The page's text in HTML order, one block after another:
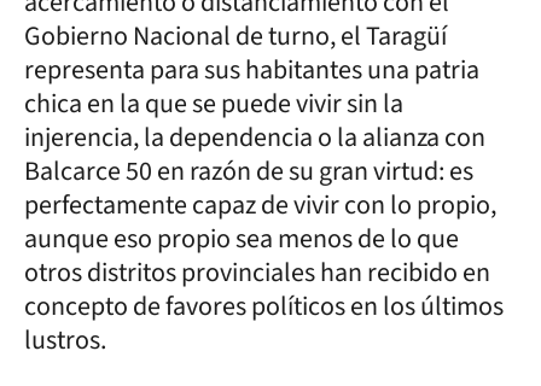
Gobierno Nacional de turno, el Taragüí
representa para sus habitantes una patria
chica en la que se puede vivir sin la
injerencia, la dependencia o la alianza con
Balcarce 50 en razón de su gran virtud: es
perfectamente capaz de vivir con lo propio,
aunque eso propio sea menos de lo que
otros distritos provinciales han recibido en
concepto de favores políticos en los últimos
lustros.